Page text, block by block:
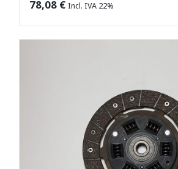
78,08 € Incl. IVA 22%